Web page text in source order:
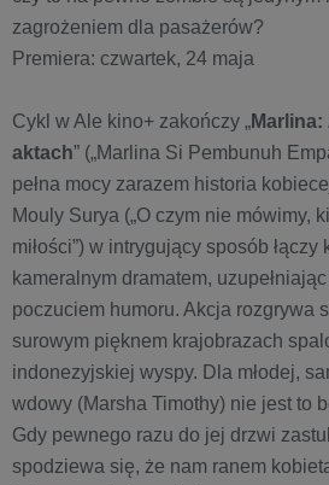
zagrożeniem dla pasażerów?
Premiera: czwartek, 24 maja
Cykl w Ale kino+ zakończy „
aktach” („Marlina Si Pembunuh
pełna mocy zarazem historia
Mouly Surya („O czym nie mówimy,
miłości”) w intrygujący sposób
kameralnym dramatem, uzupełniając
poczuciem humoru. Akcja rozgrywa
surowym pięknem krajobrazach
indonezyjskiej wyspy. Dla młodej,
wdowy (Marsha Timothy) nie jest to
Gdy pewnego razu do jej drzwi
spodziewa się, że nam ranem